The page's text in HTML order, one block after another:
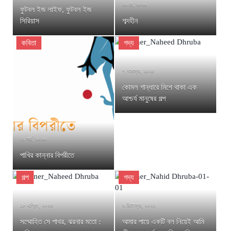
ফুটবল ইজ লাইফ, ফুটবল ইজ
সিরিয়াস
২৯ মে, ২০২৬
শব্দহীন
কবিতা
২১ মার্চ, ২০২৬
পাখির কান্নার বিপরীতে
গদ্য
৭ নভেম্বর, ২০২৫
কোমল গান্ধারে মিশে থাকা এক
আশ্চর্য মানুষের গল্প
গল্প
১৮ এপ্রিল, ২০২৩
সম্মোহিত সে পাথর, ঝরনার মতো :
গদ্য
৯ ডিসেম্বর, ২০২২
আমার পায়ে একটি বল নিয়েই আমি